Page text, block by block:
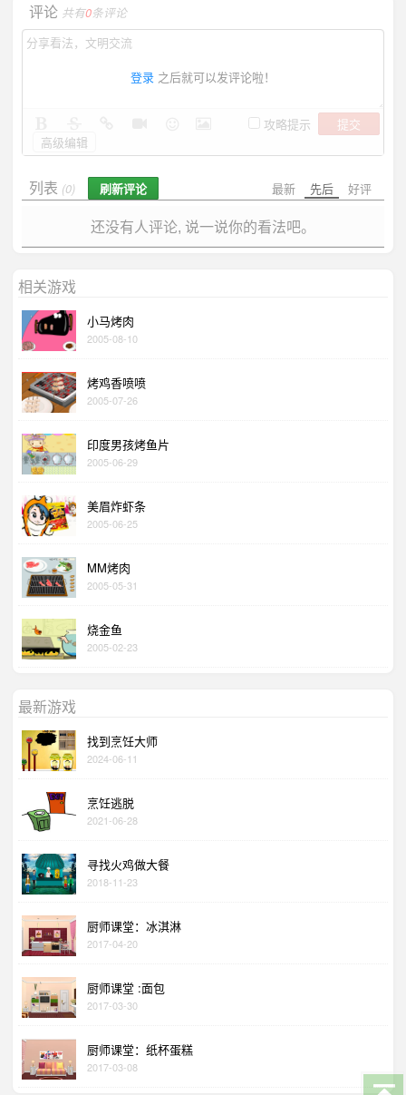
评论 共有0条评论
登录 之后就可以发评论啦！
攻略提示
提交
高级编辑
最新 先后 好评
列表 (0) 刷新评论
还没有人评论, 说一说你的看法吧。
相关游戏
小马烤肉
2005-08-10
烤鸡香喷喷
2005-07-26
印度男孩烤鱼片
2005-06-29
美眉炸虾条
2005-06-25
MM烤肉
2005-05-31
烧金鱼
2005-02-23
最新游戏
找到烹饪大师
2024-06-11
烹饪逃脱
2021-06-28
寻找火鸡做大餐
2018-11-23
厨师课堂：冰淇淋
2017-04-20
厨师课堂 :面包
2017-03-30
厨师课堂：纸杯蛋糕
2017-03-08